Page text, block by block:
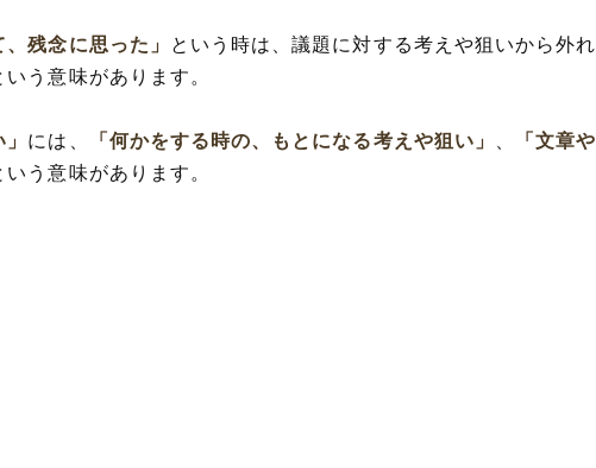
残念に思った」
という時は、議題に対する考えや狙いから外れ
う意味があります。
には、 「何かをする時の、もとになる考えや狙い」
「文章や
いう意味があります。